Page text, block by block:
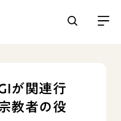
が関連行
教者の役